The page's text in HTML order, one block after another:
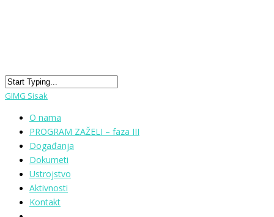
GIMG Sisak
O nama
PROGRAM ZAŽELI – faza III
Događanja
Dokumeti
Ustrojstvo
Aktivnosti
Kontakt